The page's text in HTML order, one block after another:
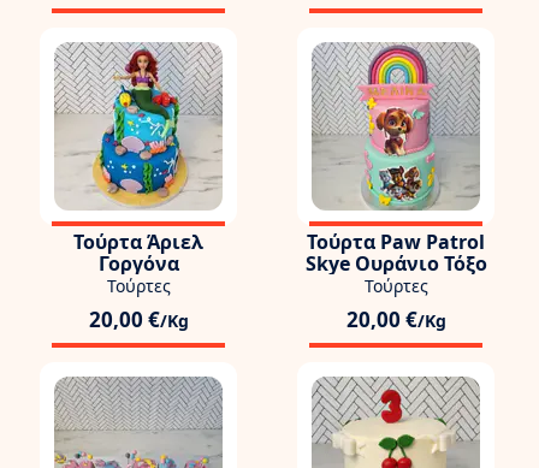
Τούρτα Άριελ
Γοργόνα
Τούρτες
20,00 €/Kg
Τούρτα Paw Patrol
Skye Ουράνιο Τόξο
Τούρτες
20,00 €/Kg